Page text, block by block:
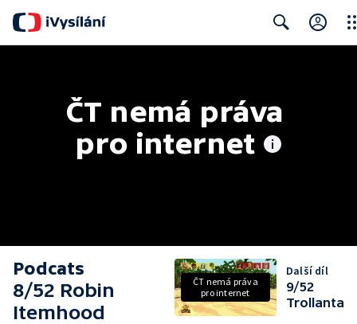
ČT nemá práva
pro internet
Podcats
8/52 Robin
Itemhood
ČT nemá práva
pro internet
Další díl
9/52
Trollanta